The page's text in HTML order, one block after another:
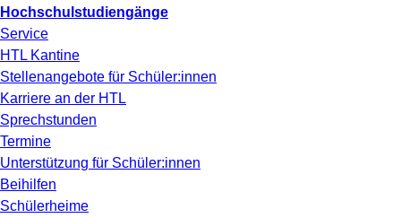
Hochschulstudiengänge
Service
HTL Kantine
Stellenangebote für Schüler:innen
Karriere an der HTL
Sprechstunden
Termine
Unterstützung für Schüler:innen
Beihilfen
Schülerheime